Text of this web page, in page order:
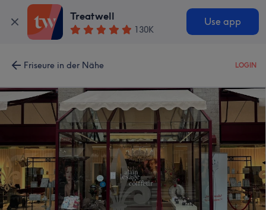
Treatwell
130K
Use app
Friseure in der Nähe LOGIN